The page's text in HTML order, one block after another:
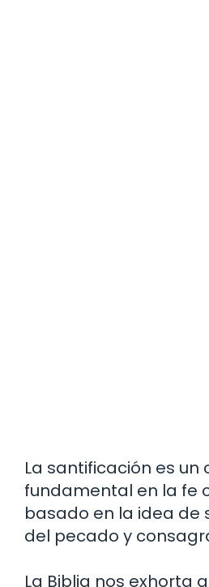
La santificación es un
fundamental en la fe
basado en la idea de
del pecado y
La Biblia nos exhorta